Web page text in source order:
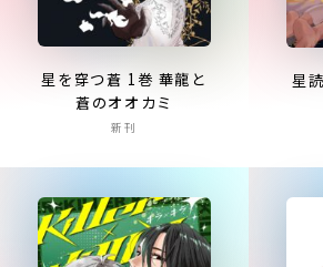
星を穿つ蒼 1巻 華龍と
蒼のオオカミ
新刊
星